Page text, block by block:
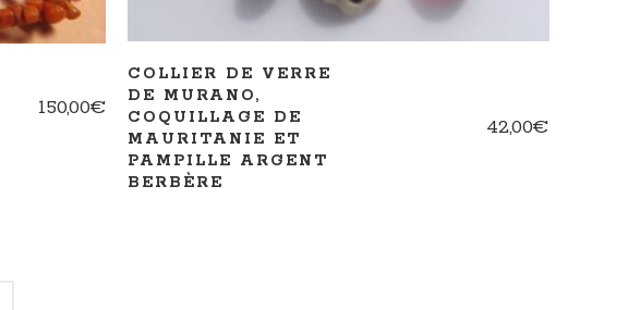
150,00€
COLLIER DE VERRE
DE MURANO,
COQUILLAGE DE
MAURITANIE ET
PAMPILLE ARGENT
BERBÈRE
42,00€